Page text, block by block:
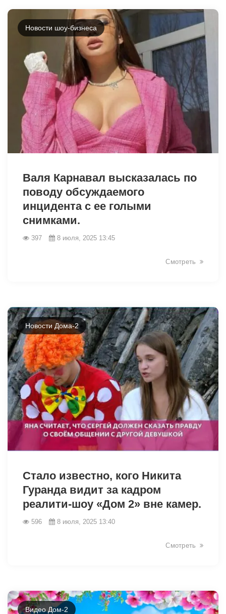
Новости шоу-бизнеса
Валя Карнавал высказалась по
поводу обсуждаемого
инцидента с ее голыми
снимками.
397 8 июля, 2025 13:45
Смотреть
Новости Дома-2
Стало известно, кого Никита
Гуранда видит за кадром
реалити-шоу «Дом 2» вне камер.
596 8 июля, 2025 13:40
Смотреть
Видео Дом-2